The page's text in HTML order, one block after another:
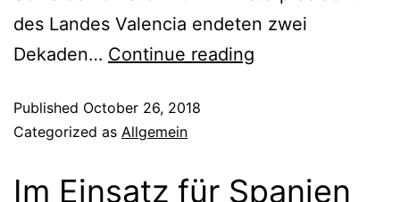
des Landes Valencia endeten zwei
Dekaden… Continue reading
Published October 26, 2018
Categorized as Allgemein
Im Einsatz für Spanien